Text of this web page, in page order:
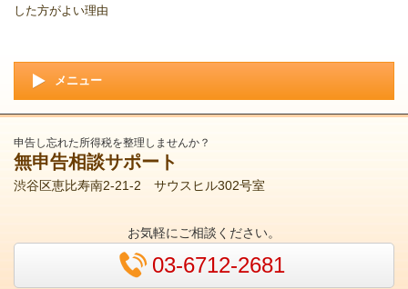
した方がよい理由
メニュー
申告し忘れた所得税を整理しませんか？
無申告相談サポート
渋谷区恵比寿南2-21-2 サウスヒル302号室
お気軽にご相談ください。
03-6712-2681